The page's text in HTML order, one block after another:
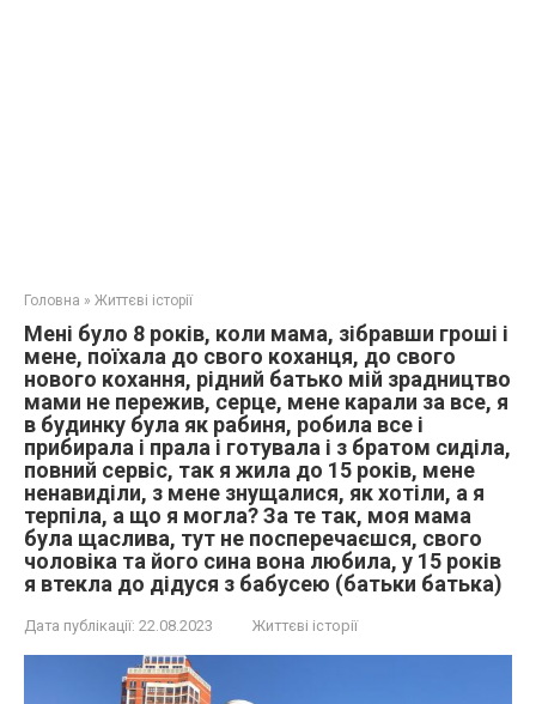
Головна » Життєві історії
Мені було 8 років, коли мама, зібравши гроші і
мене, поїхала до свого коханця, до свого
нового кохання, рідний батько мій зрадництво
мами не пережив, серце, мене карали за все, я
в будинку була як рабиня, робила все і
прибирала і прала і готувала і з братом сиділа,
повний сервіс, так я жила до 15 років, мене
ненавиділи, з мене знущалися, як хотіли, а я
терпіла, а що я могла? За те так, моя мама
була щаслива, тут не посперечаєшся, свого
чоловіка та його сина вона любила, у 15 років
я втекла до дідуся з бабусею (батьки батька)
Дата публікації: 22.08.2023 Життєві історії